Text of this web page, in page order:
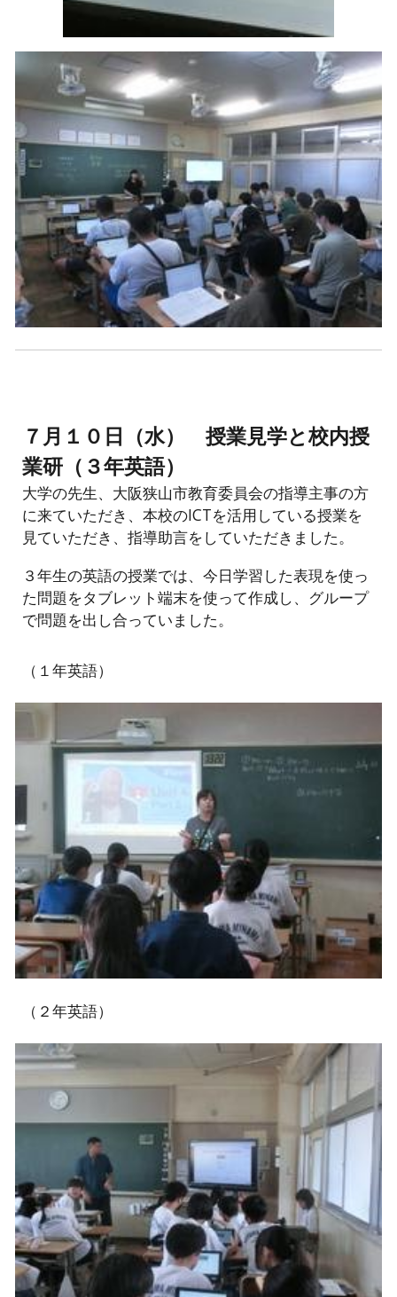
７月１０日（水） 授業見学と校内授
業研（３年英語）
大学の先生、大阪狭山市教育委員会の指導主事の方
に来ていただき、本校のICTを活用している授業を
見ていただき、指導助言をしていただきました。
３年生の英語の授業では、今日学習した表現を使っ
た問題をタブレット端末を使って作成し、グループ
で問題を出し合っていました。
（１年英語）
（２年英語）